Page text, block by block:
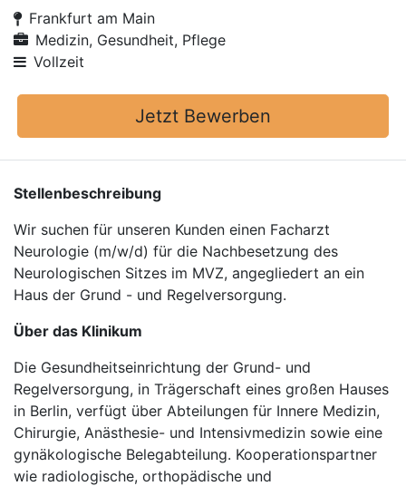
Frankfurt am Main
Medizin, Gesundheit, Pflege
Vollzeit
Jetzt Bewerben
Stellenbeschreibung
Wir suchen für unseren Kunden einen Facharzt
Neurologie (m/w/d) für die Nachbesetzung des
Neurologischen Sitzes im MVZ, angegliedert an ein
Haus der Grund - und Regelversorgung.
Über das Klinikum
Die Gesundheitseinrichtung der Grund- und
Regelversorgung, in Trägerschaft eines großen Hauses
in Berlin, verfügt über Abteilungen für Innere Medizin,
Chirurgie, Anästhesie- und Intensivmedizin sowie eine
gynäkologische Belegabteilung. Kooperationspartner
wie radiologische, orthopädische und